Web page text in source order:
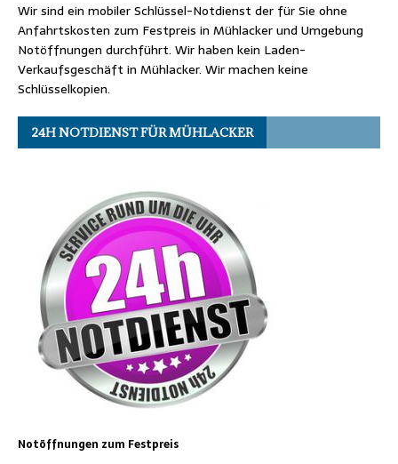
Wir sind ein mobiler Schlüssel-Notdienst der für Sie ohne
Anfahrtskosten zum Festpreis in Mühlacker und Umgebung
Notöffnungen durchführt. Wir haben kein Laden-
Verkaufsgeschäft in Mühlacker. Wir machen keine
Schlüsselkopien.
24H NOTDIENST FÜR MÜHLACKER
Notöffnungen zum Festpreis